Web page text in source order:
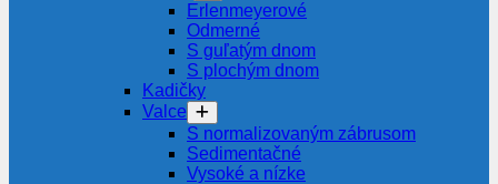
Erlenmeyerové
Odmerné
S guľatým dnom
S plochým dnom
Kadičky
Valce
S normalizovaným zábrusom
Sedimentačné
Vysoké a nízke